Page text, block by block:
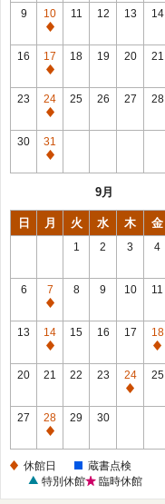
館
日
9
10
休
館
日
11 12 13 14
16
17
休
館
日
18 19 20 21
23
24
休
館
日
25 26 27 28
30
31
休
9月
日 月 火 水 木 金
1 2 3 4
6
7
休
館
日
8 9 10 11
13
14
休
館
15 16 17
18
休
館
20 21 22 23
24
休
25
27
28
休
日
29 30
休館日
蔵書点検
特別休館
臨時休館